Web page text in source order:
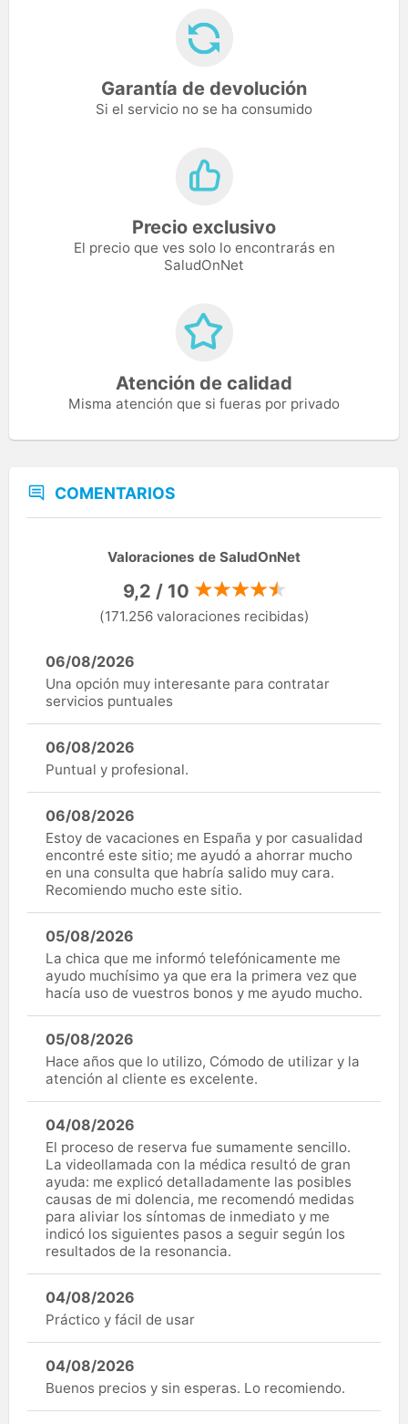
Garantía de devolución
Si el servicio no se ha consumido
Precio exclusivo
El precio que ves solo lo encontrarás en
SaludOnNet
Atención de calidad
Misma atención que si fueras por privado
COMENTARIOS
Valoraciones de SaludOnNet
9,2 / 10
(171.256 valoraciones recibidas)
06/08/2026
Una opción muy interesante para contratar
servicios puntuales
06/08/2026
Puntual y profesional.
06/08/2026
Estoy de vacaciones en España y por casualidad
encontré este sitio; me ayudó a ahorrar mucho
en una consulta que habría salido muy cara.
Recomiendo mucho este sitio.
05/08/2026
La chica que me informó telefónicamente me
ayudo muchísimo ya que era la primera vez que
hacía uso de vuestros bonos y me ayudo mucho.
05/08/2026
Hace años que lo utilizo, Cómodo de utilizar y la
atención al cliente es excelente.
04/08/2026
El proceso de reserva fue sumamente sencillo.
La videollamada con la médica resultó de gran
ayuda: me explicó detalladamente las posibles
causas de mi dolencia, me recomendó medidas
para aliviar los síntomas de inmediato y me
indicó los siguientes pasos a seguir según los
resultados de la resonancia.
04/08/2026
Práctico y fácil de usar
04/08/2026
Buenos precios y sin esperas. Lo recomiendo.